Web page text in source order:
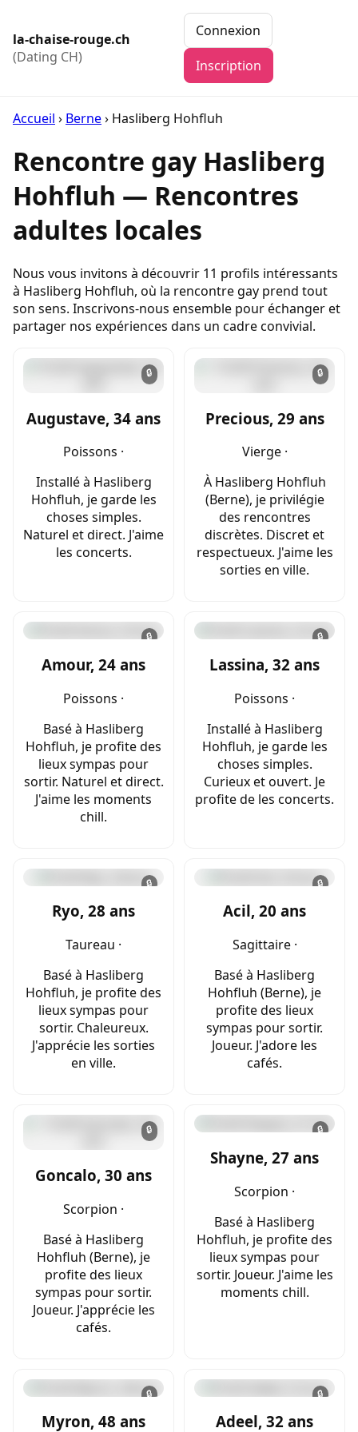
la-chaise-rouge.ch
(Dating CH)
Connexion
Inscription
Accueil › Berne› Hasliberg Hohfluh
Rencontre gay Hasliberg
Hohfluh — Rencontres
adultes locales
Nous vous invitons à découvrir 11 profils intéressants
à Hasliberg Hohfluh, où la rencontre gay prend tout
son sens. Inscrivons-nous ensemble pour échanger et
partager nos expériences dans un cadre convivial.
🔒
Augustave, 34 ans
Poissons ·
Installé à Hasliberg
Hohfluh, je garde les
choses simples.
Naturel et direct. J'aime
les concerts.
🔒
Precious, 29 ans
Vierge ·
À Hasliberg Hohfluh
(Berne), je privilégie
des rencontres
discrètes. Discret et
respectueux. J'aime les
sorties en ville.
🔒
Amour, 24 ans
Poissons ·
Basé à Hasliberg
Hohfluh, je profite des
lieux sympas pour
sortir. Naturel et direct.
J'aime les moments
chill.
🔒
Lassina, 32 ans
Poissons ·
Installé à Hasliberg
Hohfluh, je garde les
choses simples.
Curieux et ouvert. Je
profite de les concerts.
🔒
Ryo, 28 ans
Taureau ·
Basé à Hasliberg
Hohfluh, je profite des
lieux sympas pour
sortir. Chaleureux.
J'apprécie les sorties
en ville.
🔒
Acil, 20 ans
Sagittaire ·
Basé à Hasliberg
Hohfluh (Berne), je
profite des lieux
sympas pour sortir.
Joueur. J'adore les
cafés.
🔒
Goncalo, 30 ans
Scorpion ·
Basé à Hasliberg
Hohfluh (Berne), je
profite des lieux
sympas pour sortir.
Joueur. J'apprécie les
cafés.
🔒
Shayne, 27 ans
Scorpion ·
Basé à Hasliberg
Hohfluh, je profite des
lieux sympas pour
sortir. Joueur. J'aime les
moments chill.
🔒
Myron, 48 ans
🔒
Adeel, 32 ans